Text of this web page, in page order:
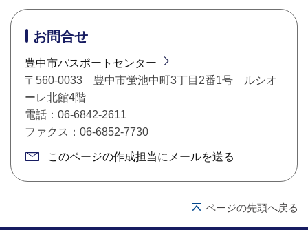
お問合せ
豊中市パスポートセンター
〒560-0033 豊中市蛍池中町3丁目2番1号 ルシオ
ーレ北館4階
電話：06-6842-2611
ファクス：06-6852-7730
このページの作成担当にメールを送る
ページの先頭へ戻る